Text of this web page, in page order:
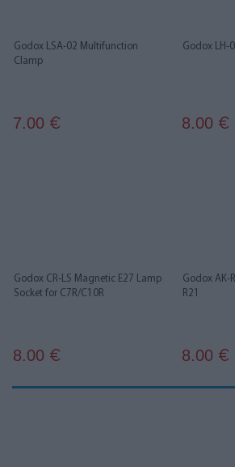
Godox LSA-02 Multifunction
Clamp
7.00 €
Godox LH-
8.00 €
Godox CR-LS Magnetic E27 Lamp
Socket for C7R/C10R
8.00 €
Godox AK-
R21
8.00 €